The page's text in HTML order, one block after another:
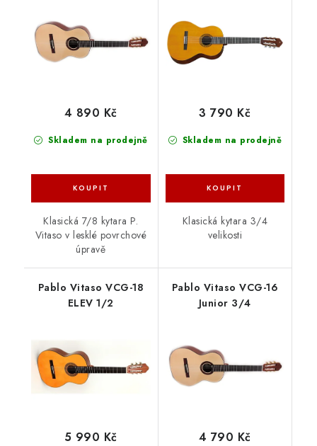
Skladem na prodejně
4 890 Kč
Klasická 7/8 kytara P.
Vitaso v lesklé povrchové
úpravě
Skladem na prodejně
3 790 Kč
Klasická kytara 3/4
velikosti
Pablo Vitaso VCG-18
ELEV 1/2
5 990 Kč
Pablo Vitaso VCG-16
Junior 3/4
4 790 Kč